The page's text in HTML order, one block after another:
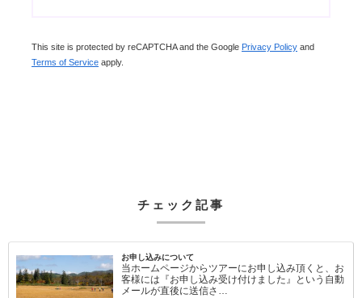
This site is protected by reCAPTCHA and the Google Privacy Policy and
Terms of Service apply.
チェック記事
お申し込みについて
当ホームページからツアーにお申し込み頂くと、お
客様には『お申し込み受け付けました』という自動
メールが直後に送信さ…